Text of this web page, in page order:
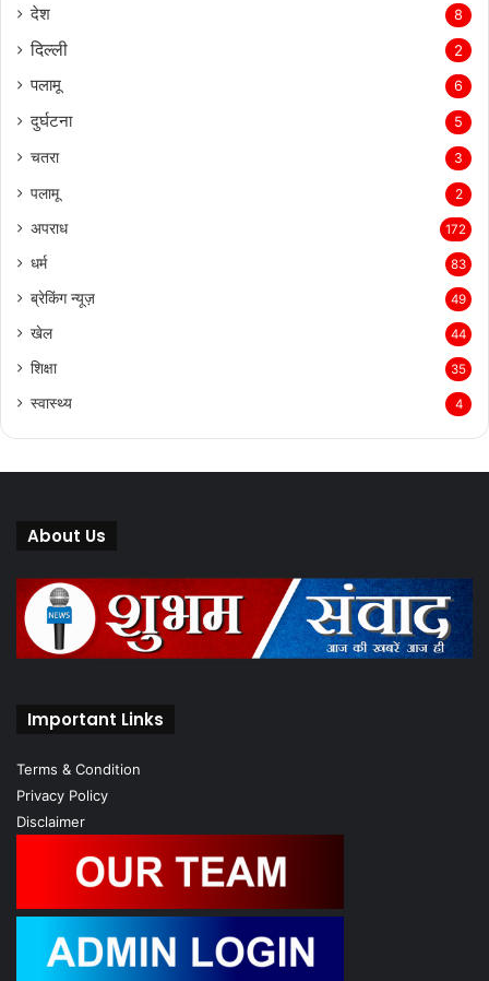
देश 8
दिल्‍ली 2
पलामू 6
दुर्घटना 5
चतरा 3
पलामू 2
अपराध 172
धर्म 83
ब्रेकिंग न्यूज़ 49
खेल 44
शिक्षा 35
स्वास्थ्य 4
About Us
Important Links
Terms & Condition
Privacy Policy
Disclaimer